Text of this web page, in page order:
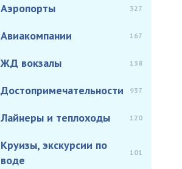
Аэропорты 327
Авиакомпании 167
ЖД вокзалы 138
Достопримечательности 937
Лайнеры и теплоходы 120
Круизы, экскурсии по
воде
101